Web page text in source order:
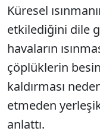
Küresel
etkilediğini dile
havaların
çöplüklerin
kaldırması
etmeden
anlattı.